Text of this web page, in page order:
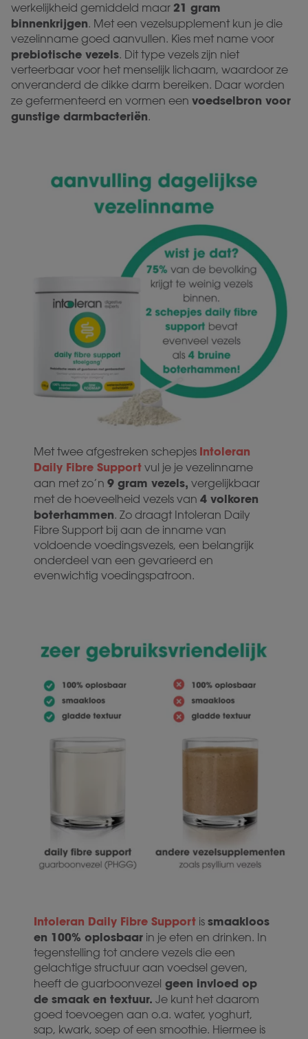
werkelijkheid gemiddeld maar 21 gram
binnenkrijgen. Met een vezelsupplement kun je die
vezelinname goed aanvullen. Kies met name voor
prebiotische vezels. Dit type vezels zijn niet
verteerbaar voor het menselijk lichaam, waardoor ze
onveranderd de dikke darm bereiken. Daar worden
ze gefermenteerd en vormen een voedselbron voor
gunstige darmbacteriën.
Met twee afgestreken schepjes Intoleran
Daily Fibre Support vul je je vezelinname
aan met zo’n9 gram vezels, vergelijkbaar
met de hoeveelheid vezels van4 volkoren
boterhammen. Zo draagt Intoleran Daily
Fibre Support bij aan de inname van
voldoende voedingsvezels, een belangrijk
onderdeel van een gevarieerd en
evenwichtig voedingspatroon.
Intoleran Daily Fibre Support issmaakloos
en 100% oplosbaar in je eten en drinken. In
tegenstelling tot andere vezels die een
gelachtige structuur aan voedsel geven,
heeft de guarboonvezel geen invloed op
de smaak en textuur. Je kunt het daarom
goed toevoegen aan o.a. water, yoghurt,
sap, kwark, soep of een smoothie. Hiermee is